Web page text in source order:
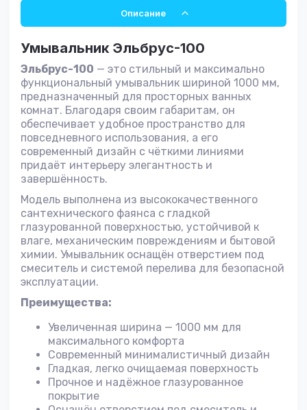
Описание
Умывальник Эльбрус-100
Эльбрус-100 — это стильный и максимально
функциональный умывальник шириной 1000 мм,
предназначенный для просторных ванных
комнат. Благодаря своим габаритам, он
обеспечивает удобное пространство для
повседневного использования, а его
современный дизайн с чёткими линиями
придаёт интерьеру элегантность и
завершённость.
Модель выполнена из высококачественного
сантехнического фаянса с гладкой
глазурованной поверхностью, устойчивой к
влаге, механическим повреждениям и бытовой
химии. Умывальник оснащён отверстием под
смеситель и системой перелива для безопасной
эксплуатации.
Преимущества:
Увеличенная ширина — 1000 мм для
максимального комфорта
Современный минималистичный дизайн
Гладкая, легко очищаемая поверхность
Прочное и надёжное глазурованное
покрытие